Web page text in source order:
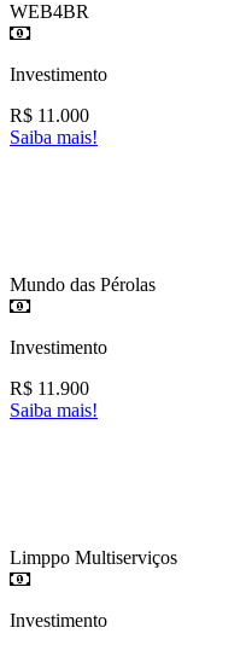
WEB4BR
Investimento
R$ 11.000
Saiba mais!
Mundo das Pérolas
Investimento
R$ 11.900
Saiba mais!
Limppo Multiserviços
Investimento